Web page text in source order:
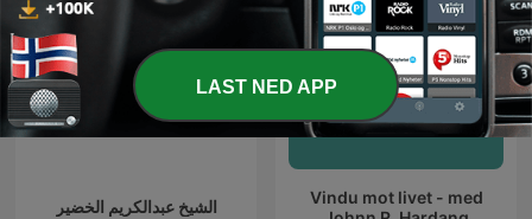
الشيخ عبدالكريم الخضير
Vindu mot livet - med
LAST NED APP